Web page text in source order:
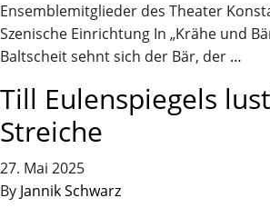
Ensemblemitglieder des Theater
Szenische Einrichtung In „Krähe und
Baltscheit sehnt sich der Bär, der …
Till Eulenspiegels
Streiche
27. Mai 2025
By Jannik Schwarz